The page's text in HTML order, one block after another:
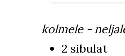
kolmele -
2 sibulat